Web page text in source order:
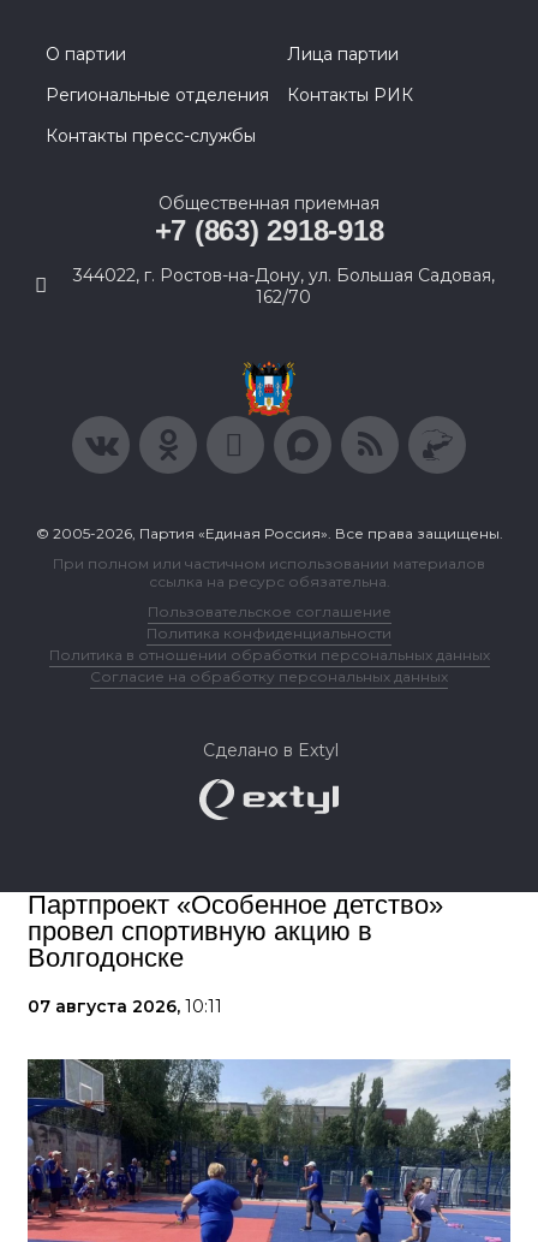
О партии
Лица партии
Региональные отделения
Контакты РИК
Контакты пресс-службы
Общественная приемная
+7 (863) 2918-918
344022, г. Ростов-на-Дону, ул. Большая Садовая,
162/70
© 2005-2026, Партия «Единая Россия». Все права защищены.
При полном или частичном использовании материалов
ссылка на ресурс обязательна.
Пользовательское соглашение
Политика конфиденциальности
Политика в отношении обработки персональных данных
Согласие на обработку персональных данных
Сделано в Extyl
Партпроект «Особенное детство»
провел спортивную акцию в
Волгодонске
07 августа 2026, 10:11